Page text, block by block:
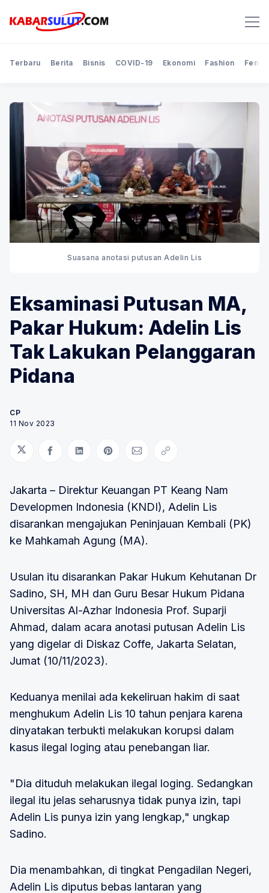
Terbaru Berita Bisnis COVID-19 Ekonomi Fashion
Suasana anotasi putusan Adelin Lis
Eksaminasi Putusan MA,
Pakar Hukum: Adelin Lis
Tak Lakukan Pelanggaran
Pidana
CP
11 Nov 2023
Bagikan di Twitter
Bagikan di Facebook
Bagikan di LinkedIn
Bagikan di Pinterest
Bagikan melalui Email
Salin tautan
Jakarta – Direktur Keuangan PT Keang Nam
Developmen Indonesia (KNDI), Adelin Lis
disarankan mengajukan Peninjauan Kembali (PK)
ke Mahkamah Agung (MA).
Usulan itu disarankan Pakar Hukum Kehutanan Dr
Sadino, SH, MH dan Guru Besar Hukum Pidana
Universitas Al-Azhar Indonesia Prof. Suparji
Ahmad, dalam acara anotasi putusan Adelin Lis
yang digelar di Diskaz Coffe, Jakarta Selatan,
Jumat (10/11/2023).
Keduanya menilai ada kekeliruan hakim di saat
menghukum Adelin Lis 10 tahun penjara karena
dinyatakan terbukti melakukan korupsi dalam
kasus ilegal loging atau penebangan liar.
"Dia dituduh melakukan ilegal loging. Sedangkan
ilegal itu jelas seharusnya tidak punya izin, tapi
Adelin Lis punya izin yang lengkap," ungkap
Sadino.
Dia menambahkan, di tingkat Pengadilan Negeri,
Adelin Lis diputus bebas lantaran yang